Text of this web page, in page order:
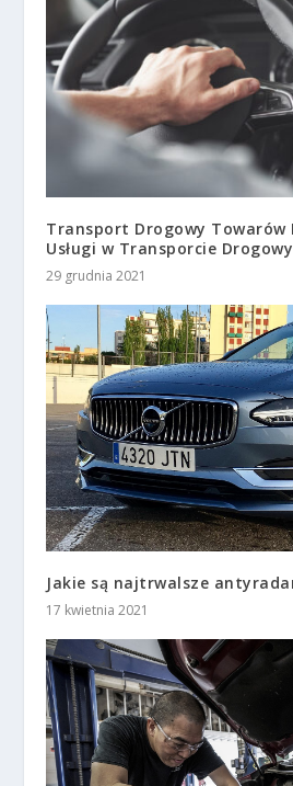
Transport Drogowy Towarów
Usługi w Transporcie
29 grudnia 2021
Jakie są najtrwalsze
17 kwietnia 2021